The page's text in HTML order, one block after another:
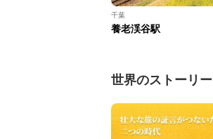
千葉
養老渓谷駅
世界のストーリー